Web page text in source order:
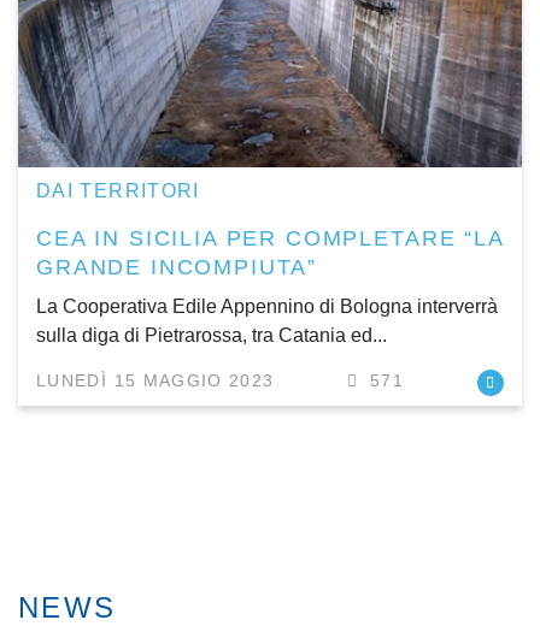
DAI TERRITORI
CEA IN SICILIA PER COMPLETARE “LA
GRANDE INCOMPIUTA”
La Cooperativa Edile Appennino di Bologna interverrà
sulla diga di Pietrarossa, tra Catania ed...
LUNEDÌ 15 MAGGIO 2023 571
NEWS